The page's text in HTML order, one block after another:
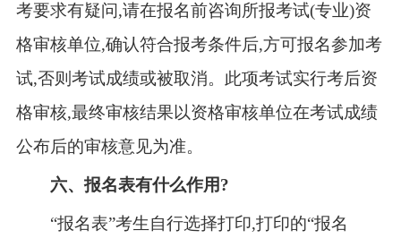
考要求有疑问,请在报名前咨询所报考试(专业)资
格审核单位,确认符合报考条件后,方可报名参加考
试,否则考试成绩或被取消。此项考试实行考后资
格审核,最终审核结果以资格审核单位在考试成绩
公布后的审核意见为准。
六、报名表有什么作用?
“报名表”考生自行选择打印,打印的“报名